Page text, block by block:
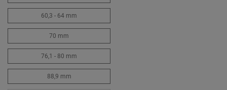
60,3 - 64 mm
70 mm
76,1 - 80 mm
88,9 mm